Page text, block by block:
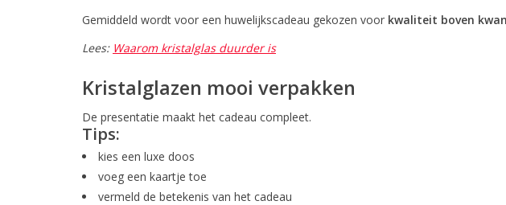
Gemiddeld wordt voor een huwelijkscadeau gekozen voor kwaliteit boven
Lees: Waarom kristalglas duurder is
Kristalglazen mooi verpakken
De presentatie maakt het cadeau compleet.
Tips:
kies een luxe doos
voeg een kaartje toe
vermeld de betekenis van het cadeau